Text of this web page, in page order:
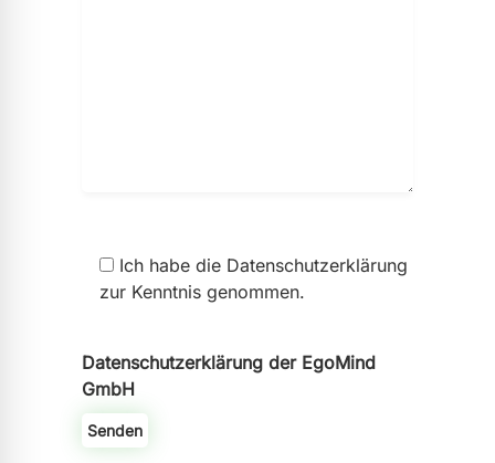
Ich habe die Datenschutzerklärung
zur Kenntnis genommen.
Datenschutzerklärung der EgoMind
GmbH